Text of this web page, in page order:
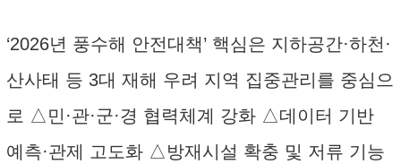
‘2026년 풍수해 안전대책’ 핵심은 지하공간·하천·
산사태 등 3대 재해 우려 지역 집중관리를 중심으
로 △민·관·군·경 협력체계 강화 △데이터 기반
예측·관제 고도화 △방재시설 확충 및 저류 기능